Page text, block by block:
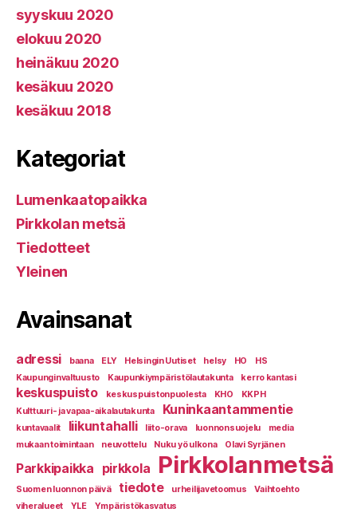
syyskuu 2020
elokuu 2020
heinäkuu 2020
kesäkuu 2020
kesäkuu 2018
Kategoriat
Lumenkaatopaikka
Pirkkolan metsä
Tiedotteet
Yleinen
Avainsanat
adressi baana ELY Helsingin Uutiset helsy HO
HS
Kaupunginvaltuusto
Kaupunkiympäristölautakunta kerro kantasi
keskuspuisto keskuspuistonpuolesta KHO
KKPH
Kulttuuri- ja vapaa-aikalautakunta
Kuninkaantammentie
kuntavaalit liikuntahalli liito-orava luonnonsuojelu
media
mukaan toimintaan
neuvottelu Nuku yö ulkona Olavi Syrjänen
Parkkipaikka pirkkola Pirkkolanmetsä
Suomen luonnon päivä tiedote urheilijavetoomus
Vaihtoehto
viheralueet
YLE Ympäristökasvatus